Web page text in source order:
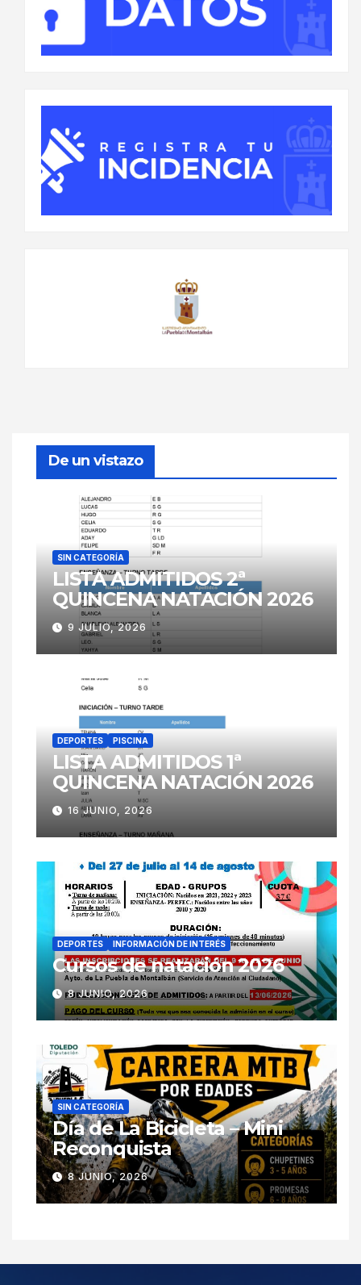
De un vistazo
SIN CATEGORÍA
LISTA ADMITIDOS 2ª
QUINCENA NATACIÓN 2026
9 JULIO, 2026
DEPORTES PISCINA
LISTA ADMITIDOS 1ª
QUINCENA NATACIÓN 2026
16 JUNIO, 2026
DEPORTES INFORMACIÓN DE INTERÉS
Cursos de natación 2026
8 JUNIO, 2026
SIN CATEGORÍA
Día de La Bicicleta – Mini
Reconquista
8 JUNIO, 2026